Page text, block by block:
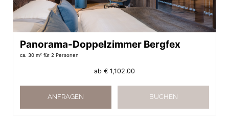
Panorama-Doppelzimmer Bergfex
ca. 30 m² für 2 Personen
ab € 1,102.00
ANFRAGEN BUCHEN